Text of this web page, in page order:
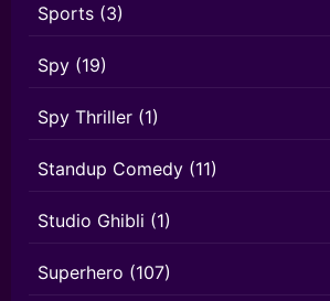
Sports (3)
Spy (19)
Spy Thriller (1)
Standup Comedy (11)
Studio Ghibli (1)
Superhero (107)